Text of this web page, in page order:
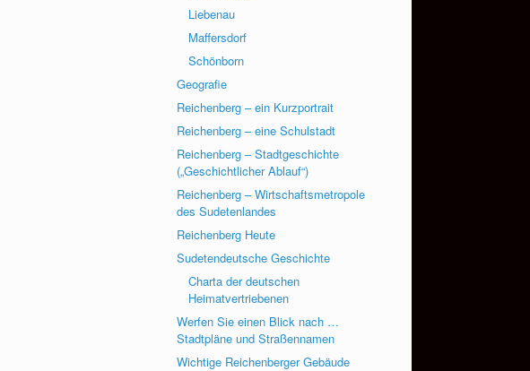
Liebenau
Maffersdorf
Schönborn
Geografie
Reichenberg – ein Kurzportrait
Reichenberg – eine Schulstadt
Reichenberg – Stadtgeschichte
(„Geschichtlicher Ablauf“)
Reichenberg – Wirtschaftsmetropole
des Sudetenlandes
Reichenberg Heute
Sudetendeutsche Geschichte
Charta der deutschen
Heimatvertriebenen
Werfen Sie einen Blick nach …
Stadtpläne und Straßennamen
Wichtige Reichenberger Gebäude